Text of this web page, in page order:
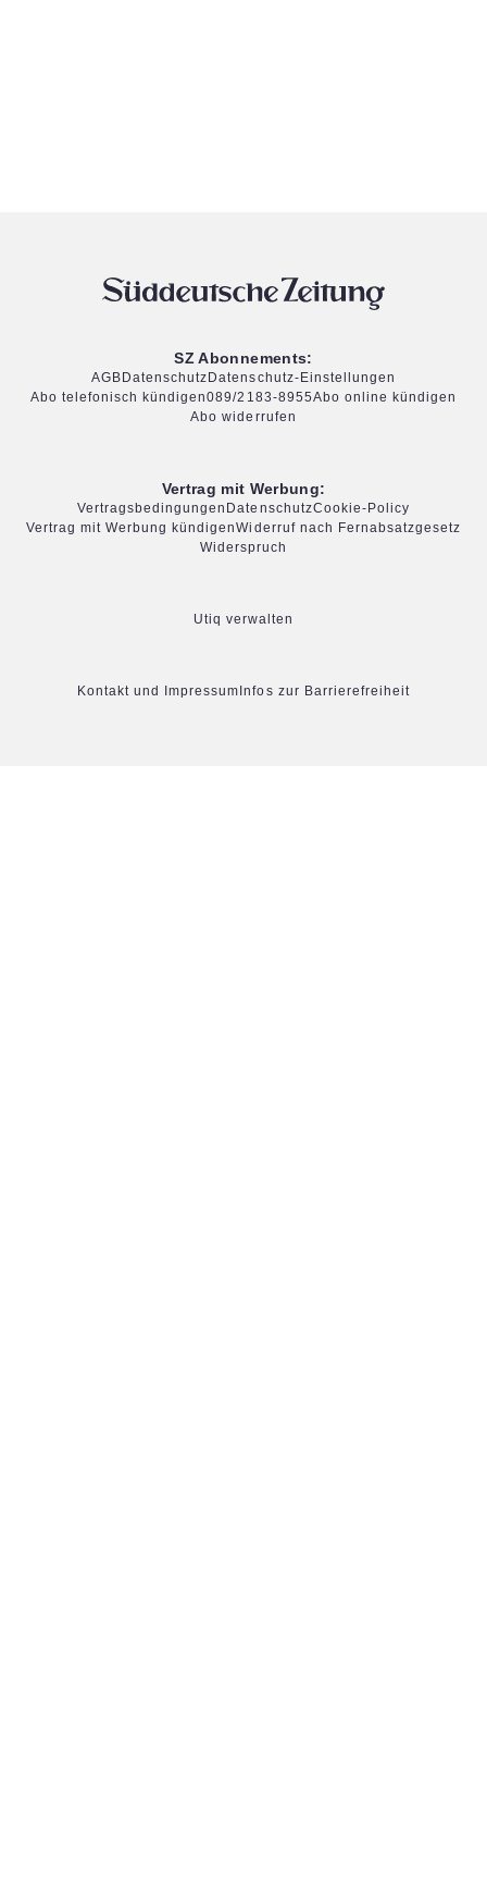
SZ Abonnements:
AGB Datenschutz Datenschutz-Einstellungen
Abo telefonisch kündigen089/2183-8955Abo online kündigen
Abo widerrufen
Vertrag mit Werbung:
Vertragsbedingungen DatenschutzCookie-Policy
Vertrag mit Werbung kündigenWiderruf nach Fernabsatzgesetz
Widerspruch
Utiq verwalten
Kontakt und Impressum Infos zur Barrierefreiheit